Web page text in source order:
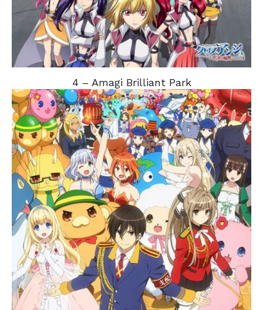
4 – Amagi Brilliant Park